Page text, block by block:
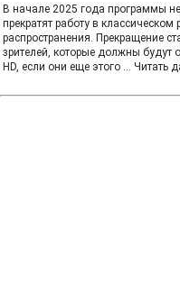
В начале 2025 года программы
прекратят работу в
распространения. Прекращение
зрителей, которые должны будут
HD, если они еще этого ... Читать